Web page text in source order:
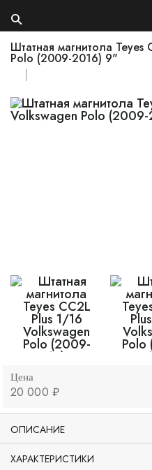
Штатная магнитола
Polo (2009-2016) 9"
Цена
20 000 ₽
ОПИСАНИЕ
ХАРАКТЕРИСТИКИ